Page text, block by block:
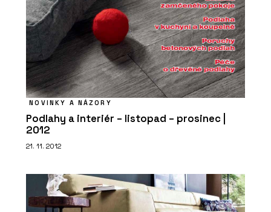
NOVINKY A NÁZORY
Podlahy a interiér – listopad – prosinec |
2012
21. 11. 2012